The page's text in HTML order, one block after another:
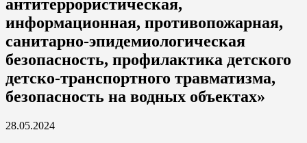
антитеррористическая,
информационная, противопожарная,
санитарно-эпидемиологическая
безопасность, профилактика детского
детско-транспортного травматизма,
безопасность на водных объектах»
28.05.2024